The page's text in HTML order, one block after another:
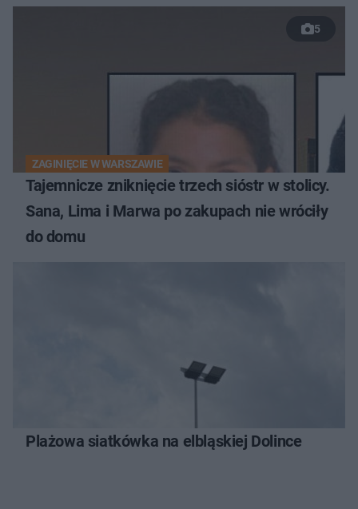
5
ZAGINIĘCIE W WARSZAWIE
Tajemnicze zniknięcie trzech sióstr w stolicy.
Sana, Lima i Marwa po zakupach nie wróciły
do domu
Plażowa siatkówka na elbląskiej Dolince